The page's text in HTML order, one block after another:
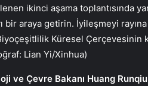
ikinci aşama toplantısında
araya getirin. İyileşmeyi
Küresel Çerçevesinin
Lian Yi/Xinhua)
ve Çevre Bakanı Huang